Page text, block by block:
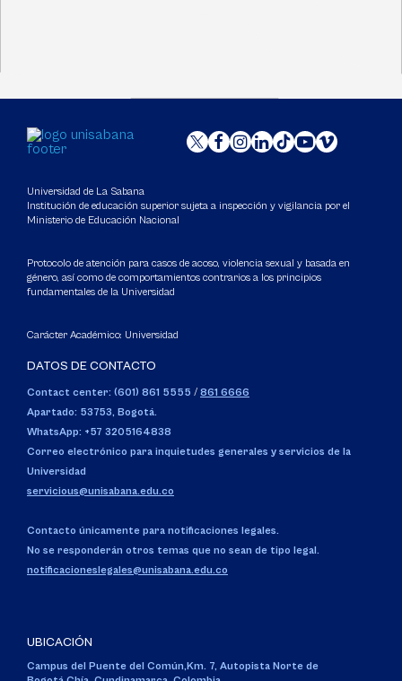
Universidad de La Sabana
Institución de educación superior sujeta a inspección y vigilancia por el
Ministerio de Educación Nacional
Protocolo de atención para casos de acoso, violencia sexual y basada en
género, así como de comportamientos contrarios a los principios
fundamentales de la Universidad
Carácter Académico: Universidad
DATOS DE CONTACTO
Contact center: (601) 861 5555 / 861 6666
Apartado: 53753, Bogotá.
WhatsApp: +57 3205164838
Correo electrónico para inquietudes generales y servicios de la
Universidad
servicious@unisabana.edu.co
Contacto únicamente para notificaciones legales.
No se responderán otros temas que no sean de tipo legal.
notificacioneslegales@unisabana.edu.co
UBICACIÓN
Campus del Puente del Común,Km. 7, Autopista Norte de